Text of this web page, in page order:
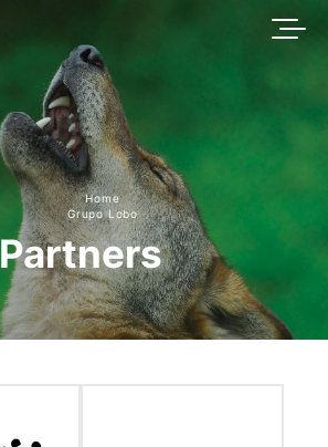
Home
Grupo Lobo
Partners